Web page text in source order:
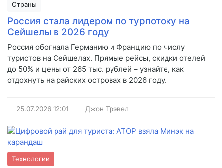
Страны
Россия стала лидером по турпотоку на
Сейшелы в 2026 году
Россия обогнала Германию и Францию по числу
туристов на Сейшелах. Прямые рейсы, скидки отелей
до 50% и цены от 265 тыс. рублей – узнайте, как
отдохнуть на райских островах в 2026 году.
25.07.2026 12:01 Джон Трэвел
Технологии